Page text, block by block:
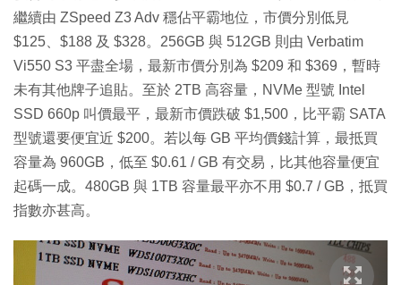
繼續由 ZSpeed Z3 Adv 穩佔平霸地位，市價分別低見
$125、$188 及 $328。256GB 與 512GB 則由 Verbatim
Vi550 S3 平盡全場，最新市價分別為 $209 和 $369，暫時
未有其他牌子追貼。至於 2TB 高容量，NVMe 型號 Intel
SSD 660p 叫價最平，最新市價跌破 $1,500，比平霸 SATA
型號還要便宜近 $200。若以每 GB 平均價錢計算，最抵買
容量為 960GB，低至 $0.61 / GB 有交易，比其他容量便宜
起碼一成。480GB 與 1TB 容量最平亦不用 $0.7 / GB，抵買
指數亦甚高。